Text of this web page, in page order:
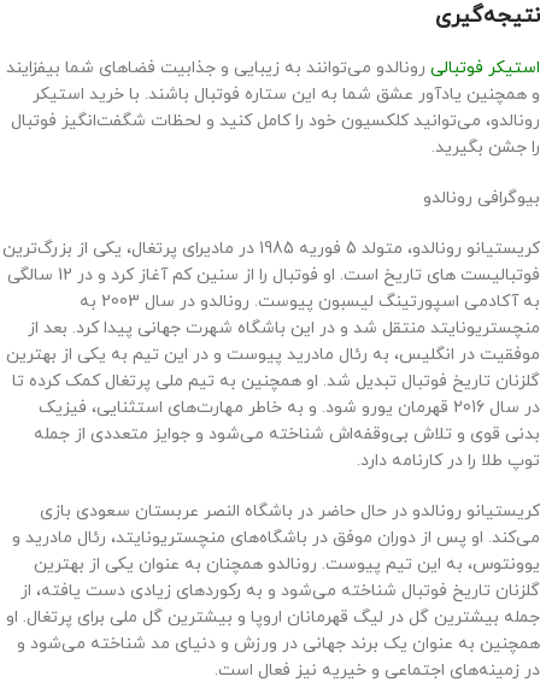
نتیجه‌گیری
استیکر فوتبالی رونالدو می‌توانند به زیبایی و جذابیت فضاهای شما بیفزایند
و همچنین یادآور عشق شما به این ستاره فوتبال باشند. با خرید استیکر
رونالدو، می‌توانید کلکسیون خود را کامل کنید و لحظات شگفت‌انگیز فوتبال
را جشن بگیرید.
بیوگرافی رونالدو
کریستیانو رونالدو، متولد 5 فوریه 1985 در مادیرای پرتغال، یکی از بزرگ‌ترین
فوتبالیست‌ های تاریخ است. او فوتبال را از سنین کم آغاز کرد و در 12 سالگی
به آکادمی اسپورتینگ لیسبون پیوست. رونالدو در سال 2003 به
منچستریونایتد منتقل شد و در این باشگاه شهرت جهانی پیدا کرد. بعد از
موفقیت در انگلیس، به رئال مادرید پیوست و در این تیم به یکی از بهترین
گلزنان تاریخ فوتبال تبدیل شد. او همچنین به تیم ملی پرتغال کمک کرده تا
در سال 2016 قهرمان یورو شود. و به خاطر مهارت‌های استثنایی، فیزیک
بدنی قوی و تلاش بی‌وقفه‌اش شناخته می‌شود و جوایز متعددی از جمله
توپ طلا را در کارنامه دارد.
کریستیانو رونالدو در حال حاضر در باشگاه النصر عربستان سعودی بازی
می‌کند. او پس از دوران موفق در باشگاه‌های منچستریونایتد، رئال مادرید و
یوونتوس، به این تیم پیوست. رونالدو همچنان به عنوان یکی از بهترین
گلزنان تاریخ فوتبال شناخته می‌شود و به رکوردهای زیادی دست یافته، از
جمله بیشترین گل در لیگ قهرمانان اروپا و بیشترین گل ملی برای پرتغال. او
همچنین به عنوان یک برند جهانی در ورزش و دنیای مد شناخته می‌شود و
در زمینه‌های اجتماعی و خیریه نیز فعال است.